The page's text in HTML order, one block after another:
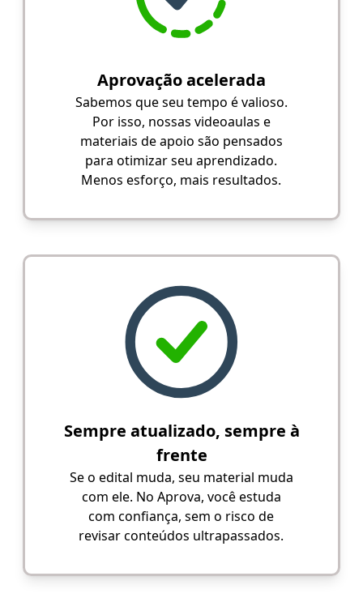
Aprovação acelerada
Sabemos que seu tempo é valioso.
Por isso, nossas videoaulas e
materiais de apoio são pensados
para otimizar seu aprendizado.
Menos esforço, mais resultados.
Sempre atualizado, sempre à
frente
Se o edital muda, seu material muda
com ele. No Aprova, você estuda
com confiança, sem o risco de
revisar conteúdos ultrapassados.